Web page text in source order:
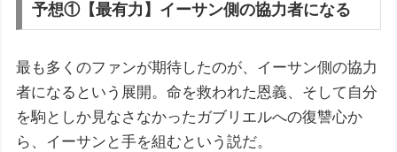
予想①【最有力】イーサン側の協力者になる
最も多くのファンが期待したのが、イーサン側の協力
者になるという展開。命を救われた恩義、そして自分
を駒としか見なさなかったガブリエルへの復讐心か
ら、イーサンと手を組むという説だ。